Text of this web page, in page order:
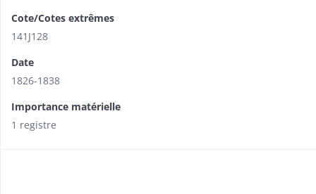
Cote/Cotes extrêmes
141J128
Date
1826-1838
Importance matérielle
1 registre